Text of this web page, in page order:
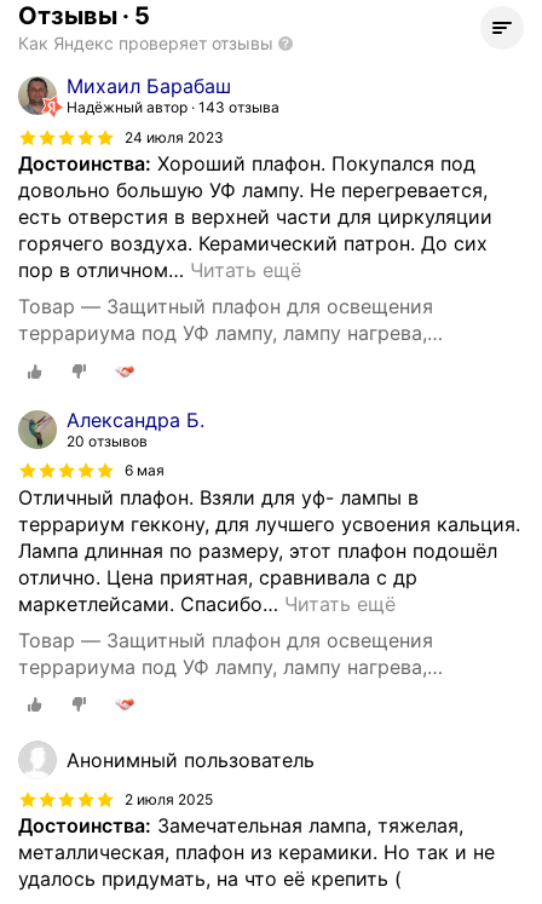
Отзывы · 5
Как Яндекс проверяет отзывы
Михаил Барабаш
Надёжный автор 143 отзыва
24 июля 2023
Достоинства: Хороший плафон. Покупался под
довольно большую УФ лампу. Не перегревается,
есть отверстия в верхней части для циркуляции
горячего воздуха. Керамический патрон. До сих
пор в отличном… Читать ещё
Товар — Защитный плафон для освещения
террариума под УФ лампу, лампу нагрева,
маленький, чёрный
Александра Б.
20 отзывов
6 мая
Отличный плафон. Взяли для уф- лампы в
террариум геккону, для лучшего усвоения кальция.
Лампа длинная по размеру, этот плафон подошёл
отлично. Цена приятная, сравнивала с др
маркетлейсами. Спасибо… Читать ещё
Товар — Защитный плафон для освещения
террариума под УФ лампу, лампу нагрева,
маленький, чёрный
Анонимный пользователь
2 июля 2025
Достоинства: Замечательная лампа, тяжелая,
металлическая, плафон из керамики. Но так и не
удалось придумать, на что её крепить (